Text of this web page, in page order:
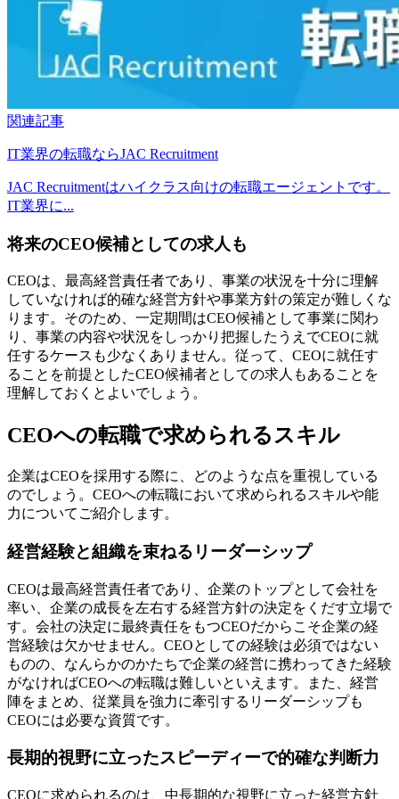
関連記事
IT業界の転職ならJAC Recruitment
JAC Recruitmentはハイクラス向けの転職エージェントです。
IT業界に...
将来のCEO候補としての求人も
CEOは、最高経営責任者であり、事業の状況を十分に理解
していなければ的確な経営方針や事業方針の策定が難しくな
ります。そのため、一定期間はCEO候補として事業に関わ
り、事業の内容や状況をしっかり把握したうえでCEOに就
任するケースも少なくありません。従って、CEOに就任す
ることを前提としたCEO候補者としての求人もあることを
理解しておくとよいでしょう。
CEOへの転職で求められるスキル
企業はCEOを採用する際に、どのような点を重視している
のでしょう。CEOへの転職において求められるスキルや能
力についてご紹介します。
経営経験と組織を束ねるリーダーシップ
CEOは最高経営責任者であり、企業のトップとして会社を
率い、企業の成長を左右する経営方針の決定をくだす立場で
す。会社の決定に最終責任をもつCEOだからこそ企業の経
営経験は欠かせません。CEOとしての経験は必須ではない
ものの、なんらかのかたちで企業の経営に携わってきた経験
がなければCEOへの転職は難しいといえます。また、経営
陣をまとめ、従業員を強力に牽引するリーダーシップも
CEOには必要な資質です。
長期的視野に立ったスピーディーで的確な判断力
CEOに求められるのは、中長期的な視野に立った経営方針